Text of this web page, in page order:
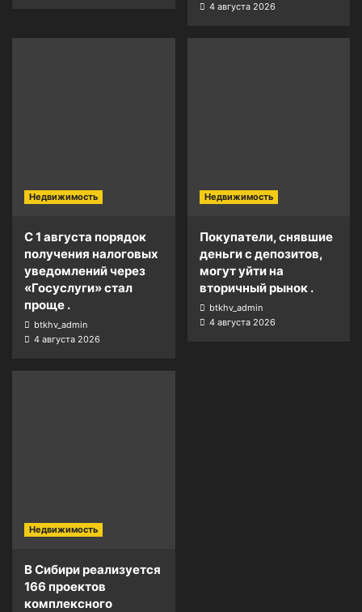
4 августа 2026
Недвижимость
С 1 августа порядок
получения налоговых
уведомлений через
«Госуслуги» стал
проще .
btkhv_admin
4 августа 2026
Недвижимость
Покупатели, снявшие
деньги с депозитов,
могут уйти на
вторичный рынок .
btkhv_admin
4 августа 2026
Недвижимость
В Сибири реализуется
166 проектов
комплексного